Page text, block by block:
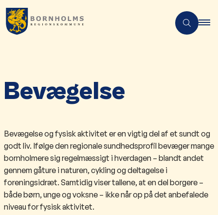
Bevægelse
Bevægelse og fysisk aktivitet er en vigtig del af et sundt og
godt liv. Ifølge den regionale sundhedsprofil bevæger mange
bornholmere sig regelmæssigt i hverdagen – blandt andet
gennem gåture i naturen, cykling og deltagelse i
foreningsidræt. Samtidig viser tallene, at en del borgere –
både børn, unge og voksne – ikke når op på det anbefalede
niveau for fysisk aktivitet.